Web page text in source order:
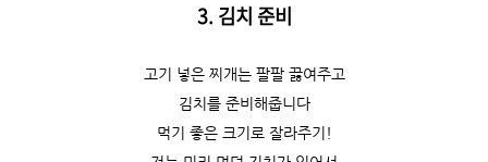
3. 김치 준비
고기 넣은 찌개는 팔팔 끓여주고
김치를 준비해줍니다
먹기 좋은 크기로 잘라주기!